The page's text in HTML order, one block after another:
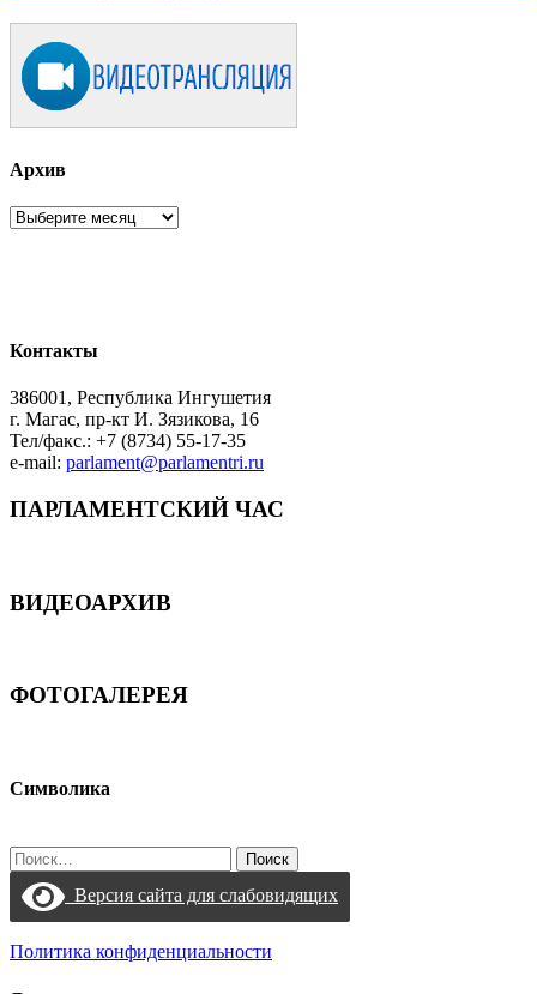
Архив
Архив
Контакты
386001, Республика Ингушетия
г. Магас, пр-кт И. Зязикова, 16
Тел/факс.: +7 (8734) 55-17-35
e-mail: parlament@parlamentri.ru
ПАРЛАМЕНТСКИЙ ЧАС
ВИДЕОАРХИВ
ФОТОГАЛЕРЕЯ
Символика
Найти:
Версия сайта для слабовидящих
Политика конфиденциальности